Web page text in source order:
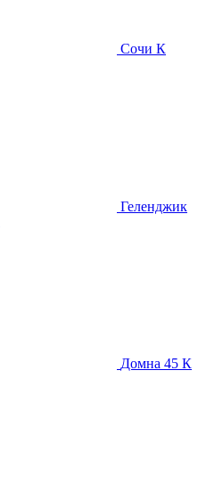
Сочи К
Геленджик
Домна 45 К